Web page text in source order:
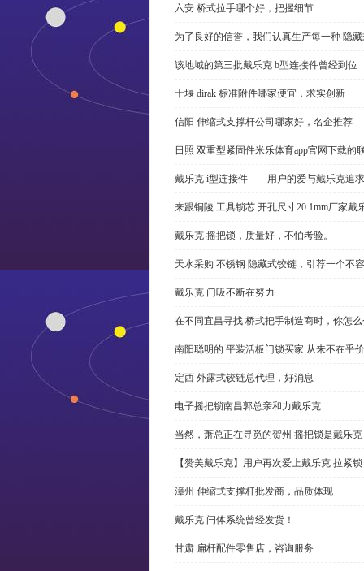
六安 桥式拉手哪个好，把握细节
为了良好的信誉，我们认真生产每一种 隐
该地域的第三批戴乐克 b型连接件曾经到位
十堰 dirak 标准附件哪家便宜，求实创新
信阳 伸缩式支撑杆公司哪家好，名企推荐
日照 双重型紧固件米乐体育app官网下载的
戴乐克 i型连接件——用户的爱与戴乐克追求
来跟铜陵 工具锁芯 开孔尺寸20.1mm厂家
戴乐克 摇把锁，质量好，不怕考验。
天水采购 不锈钢 隐藏式铰链，引荐一个不
戴乐克 门吸不断在努力
在不同宜昌寻找 桥式把手制造商时，你怎
南阳聪明的 平装活板门锁买家 从来不在乎
定西 外露式铰链总代理，好消息
电子摇把锁南昌郭总亲和力戴乐克
当然，萧总正在寻觅的贺州 摇把锁是戴乐克
【赞美戴乐克】用户再次爱上戴乐克 拉紧锁
漳州 伸缩式支撑杆批发商，品质体现
戴乐克 闩体系统曾经发货！
甘肃 扁杆配件零售店，咨询服务